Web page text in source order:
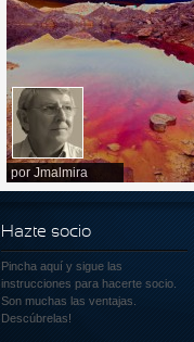
por Jmalmira
Hazte socio
Pincha aquí y sigue las
instrucciones para hacerte socio.
Son muchas las ventajas.
Descúbrelas!